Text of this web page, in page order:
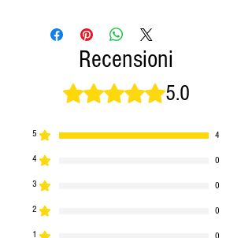
Recensioni
Valutazione 5 stelle su 5.
5.0
5 4
4 0
3 0
2 0
1 0